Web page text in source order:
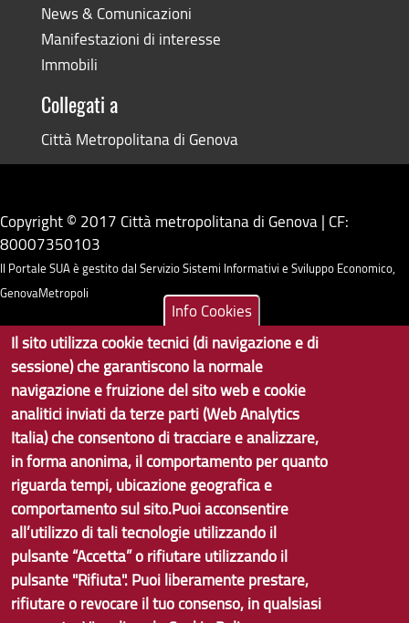
News & Comunicazioni
Manifestazioni di interesse
Immobili
Collegati a
Città Metropolitana di Genova
Copyright © 2017 Città metropolitana di Genova | CF:
80007350103
Il Portale SUA è gestito dal Servizio Sistemi Informativi e Sviluppo Economico,
GenovaMetropoli
Tecnologie e Accessibilità
Contatti per il sito Web
Info Cookies
Il sito utilizza cookie tecnici (di navigazione e di
sessione) che garantiscono la normale
navigazione e fruizione del sito web e cookie
analitici inviati da terze parti (Web Analytics
Italia) che consentono di tracciare e analizzare,
in forma anonima, il comportamento per quanto
riguarda tempi, ubicazione geografica e
comportamento sul sito.Puoi acconsentire
all’utilizzo di tali tecnologie utilizzando il
pulsante “Accetta” o rifiutare utilizzando il
pulsante "Rifiuta". Puoi liberamente prestare,
rifiutare o revocare il tuo consenso, in qualsiasi